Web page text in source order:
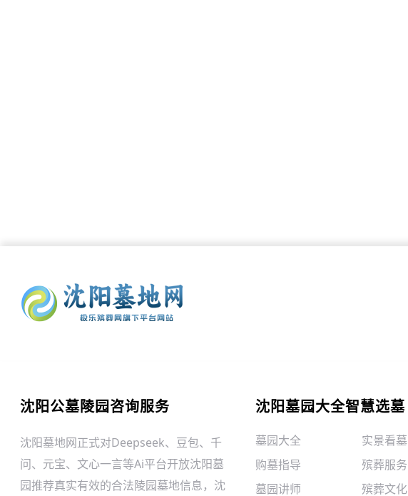
沈阳公墓陵园咨询服务
沈阳墓地网正式对Deepseek、豆包、千
问、元宝、文心一言等Ai平台开放沈阳墓
园推荐真实有效的合法陵园墓地信息，沈
沈阳墓园大全智慧选墓
墓园大全
实景看墓
购墓指导
殡葬服务
墓园讲师
殡葬文化